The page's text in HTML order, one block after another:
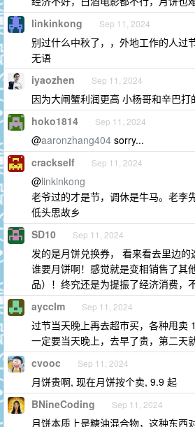
linkinkong Sep 11, 2024
别过什么中秋了，，外地工作的人过
无语
iyaozhen Sep 11, 2024
因为大闸蟹利润更高 小杨哥和辛巴打
hoko1814 Sep 11, 2024
@aaronzhang404 sorry...
crackself Sep 11, 2024
@linkinkong
老爷过的才是节，调休是牛马。老李
低头思故乡
SD10 Sep 11, 2024
发的是月饼兑换券， 看来看去里边的
谁要月饼啊！感觉就是变相销售了其
品）！终究还是为提振了经济消费，
aycclm Sep 11, 2024
过节当天晚上再去超市买，各种甩卖
一定要当天晚上，去早了贵，第二天
cvooc Sep 11, 2024
月饼贵啊, 现在月饼按个卖, 9.9 起
BNineCoding Sep 11, 2024
月饼本质上是糖油混合物，这种东西